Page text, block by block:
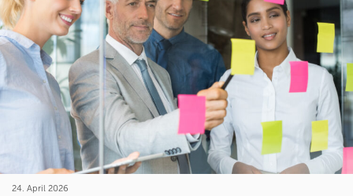
24. April 2026